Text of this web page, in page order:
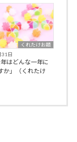
くれたけお題
31日
はどんな一年に
か」（くれたけ